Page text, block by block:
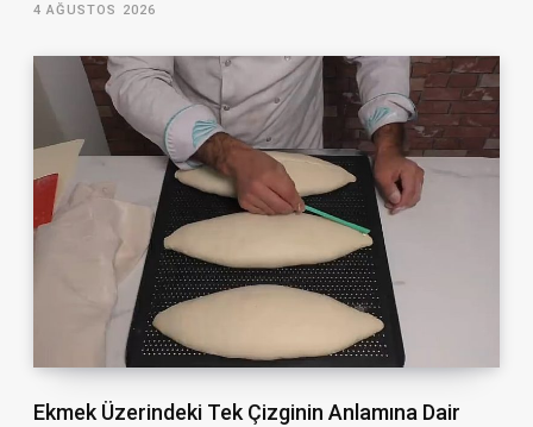
4 AĞUSTOS 2026
Ekmek Üzerindeki Tek Çizginin Anlamına Dair